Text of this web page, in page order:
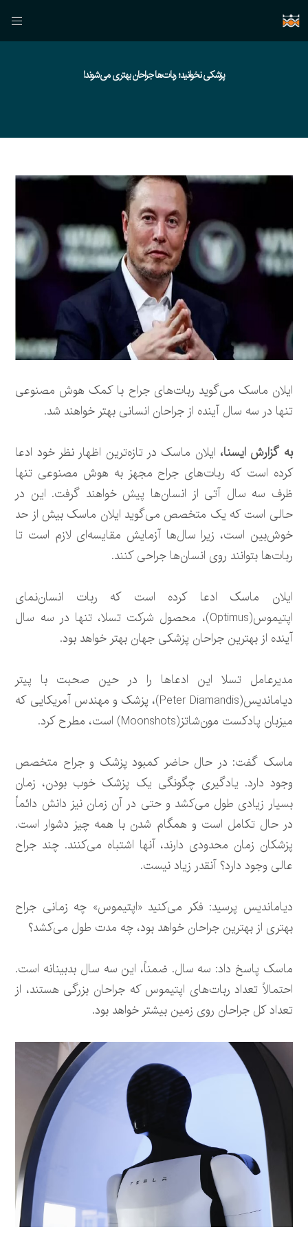
پزشکی نخوانید؛ ربات‌ها جراحان بهتری می‌شوند!
ایلان ماسک می‌گوید ربات‌های جراح با کمک هوش مصنوعی
تنها در سه سال آینده از جراحان انسانی بهتر خواهند شد.
به گزارش ایسنا، ایلان ماسک در تازه‌ترین اظهار نظر خود ادعا
کرده است که ربات‌های جراح مجهز به هوش مصنوعی تنها
ظرف سه سال آتی از انسان‌ها پیش خواهند گرفت. این در
حالی است که یک متخصص می‌گوید ایلان ماسک بیش از حد
خوش‌بین است، زیرا سال‌ها آزمایش مقایسه‌ای لازم است تا
ربات‌ها بتوانند روی انسان‌ها جراحی کنند.
ایلان ماسک ادعا کرده است که ربات انسان‌نمای
اپتیموس(Optimus)، محصول شرکت تسلا، تنها در سه سال
آینده از بهترین جراحان پزشکی جهان بهتر خواهد بود.
مدیرعامل تسلا این ادعاها را در حین صحبت با پیتر
دیاماندیس(Peter Diamandis)، پزشک و مهندس آمریکایی که
میزبان پادکست مون‌شاتز(Moonshots) است، مطرح کرد.
ماسک گفت: در حال حاضر کمبود پزشک و جراح متخصص
وجود دارد. یادگیری چگونگی یک پزشک خوب بودن، زمان
بسیار زیادی طول می‌کشد و حتی در آن زمان نیز دانش دائماً
در حال تکامل است و همگام شدن با همه چیز دشوار است.
پزشکان زمان محدودی دارند، آنها اشتباه می‌کنند. چند جراح
عالی وجود دارد؟ آنقدر زیاد نیست.
دیاماندیس پرسید: فکر می‌کنید «اپتیموس» چه زمانی جراح
بهتری از بهترین جراحان خواهد بود، چه مدت طول می‌کشد؟
ماسک پاسخ داد: سه سال. ضمناً، این سه سال بدبینانه است.
احتمالاً تعداد ربات‌های اپتیموس که جراحان بزرگی هستند، از
تعداد کل جراحان روی زمین بیشتر خواهد بود.